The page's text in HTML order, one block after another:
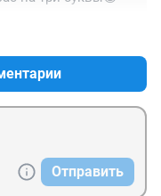
Отправить